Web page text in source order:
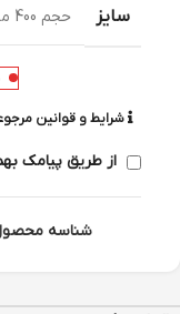
سایز حجم 400 میلی لیتر
شرایط و قوانین
از طریق پیامک
شناسه